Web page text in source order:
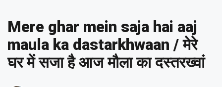
Mere ghar mein saja hai aaj
maula ka dastarkhwaan / मेरे
घर में सजा है आज मौला का दस्तरख्वां